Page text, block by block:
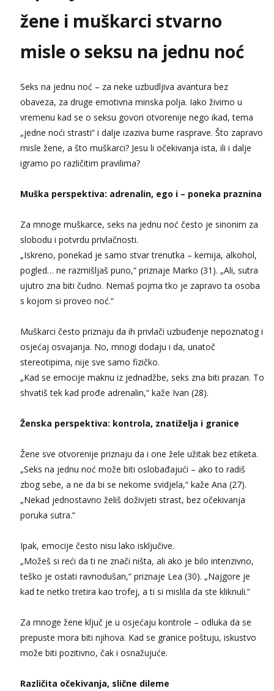
Čekam tvoj poziv!
Ivančica
Čekam tvoj poziv!
tel:0,93€ - mob:1,12€ min
Zara
Tel:064/677-677- Kod: #123
Anđela
Čekam tvoj poziv!
Tel:064/677-677- Kod: #142
tel:0,93€ - mob:1,12€ min
Mira
Čekam tvoj poziv!
tel:0,93€ - mob:1,12€ min
žene i muškarci stvarno
misle o seksu na jednu noć
Seks na jednu noć – za neke uzbudljiva avantura bez
obaveza, za druge emotivna minska polja. Iako živimo u
vremenu kad se o seksu govori otvorenije nego ikad, tema
„jedne noći strasti“ i dalje izaziva burne rasprave. Što zapravo
misle žene, a što muškarci? Jesu li očekivanja ista, ili i dalje
igramo po različitim pravilima?
Muška perspektiva: adrenalin, ego i – poneka praznina
Za mnoge muškarce, seks na jednu noć često je sinonim za
slobodu i potvrdu privlačnosti.
„Iskreno, ponekad je samo stvar trenutka – kemija, alkohol,
pogled… ne razmišljaš puno,“ priznaje Marko (31). „Ali, sutra
ujutro zna biti čudno. Nemaš pojma tko je zapravo ta osoba
s kojom si proveo noć.“
Muškarci često priznaju da ih privlači uzbuđenje nepoznatog i
osjećaj osvajanja. No, mnogi dodaju i da, unatoč
stereotipima, nije sve samo fizičko.
„Kad se emocije maknu iz jednadžbe, seks zna biti prazan. To
shvatiš tek kad prođe adrenalin,“ kaže Ivan (28).
Ženska perspektiva: kontrola, znatiželja i granice
Žene sve otvorenije priznaju da i one žele užitak bez etiketa.
„Seks na jednu noć može biti oslobađajući – ako to radiš
zbog sebe, a ne da bi se nekome svidjela,“ kaže Ana (27).
„Nekad jednostavno želiš doživjeti strast, bez očekivanja
poruka sutra.“
Ipak, emocije često nisu lako isključive.
„Možeš si reći da ti ne znači ništa, ali ako je bilo intenzivno,
teško je ostati ravnodušan,“ priznaje Lea (30). „Najgore je
kad te netko tretira kao trofej, a ti si mislila da ste kliknuli.“
Za mnoge žene ključ je u osjećaju kontrole – odluka da se
prepuste mora biti njihova. Kad se granice poštuju, iskustvo
može biti pozitivno, čak i osnažujuće.
Različita očekivanja, slične dileme